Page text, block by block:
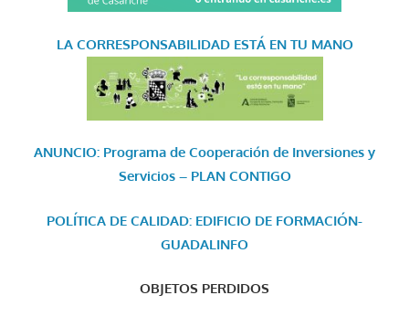
LA CORRESPONSABILIDAD ESTÁ EN TU MANO
ANUNCIO: Programa de Cooperación de Inversiones y
Servicios – PLAN CONTIGO
POLÍTICA DE CALIDAD: EDIFICIO DE FORMACIÓN-
GUADALINFO
OBJETOS PERDIDOS